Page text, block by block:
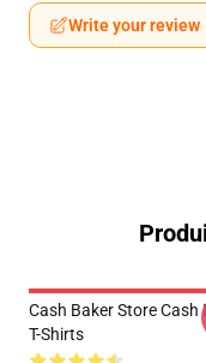
Write your review
Cash Baker Store Cash
T-Shirts